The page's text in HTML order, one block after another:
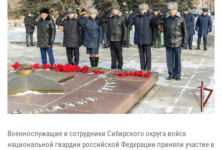
Военнослужащие и сотрудники Сибирского округа войск
национальной гвардии российской Федерации приняли участие в